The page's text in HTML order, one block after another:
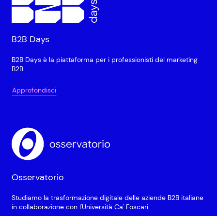
B2B Days
B2B Days è la piattaforma per i professionisti del marketing
B2B.
Approfondisci
Osservatorio
Studiamo la trasformazione digitale delle aziende B2B italiane
in collaborazione con l'Università Ca' Foscari.